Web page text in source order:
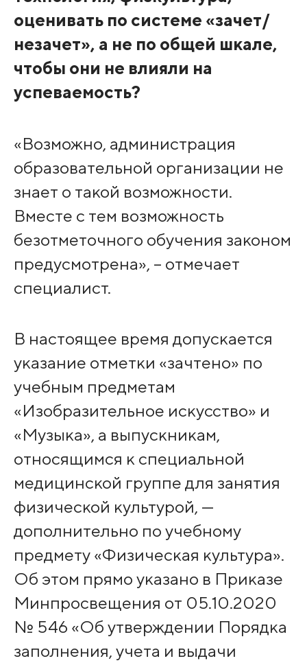
оценивать по системе «зачет/
незачет», а не по общей шкале,
чтобы они не влияли на
успеваемость?
«Возможно, администрация
образовательной организации не
знает о такой возможности.
Вместе с тем возможность
безотметочного обучения законом
предусмотрена», – отмечает
специалист.
В настоящее время допускается
указание отметки «зачтено» по
учебным предметам
«Изобразительное искусство» и
«Музыка», а выпускникам,
относящимся к специальной
медицинской группе для занятия
физической культурой, —
дополнительно по учебному
предмету «Физическая культура».
Об этом прямо указано в Приказе
Минпросвещения от 05.10.2020
№ 546 «Об утверждении Порядка
заполнения, учета и выдачи